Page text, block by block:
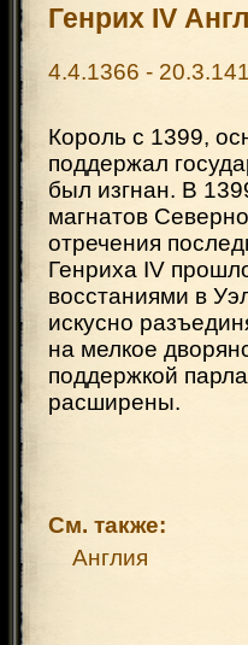
Генрих IV
4.4.1366 -
Король с 1399,
поддержал
был изгнан. В
магнатов
отречения
Генриха IV
восстаниями в
искусно
на мелкое
поддержкой
расширены.
См. также:
Англия